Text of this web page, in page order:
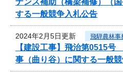
する一般競争入札公告
2024年2月5日更新 飛騨農林事
【建設工事】飛治第0515
事（曲り谷）に関する一般